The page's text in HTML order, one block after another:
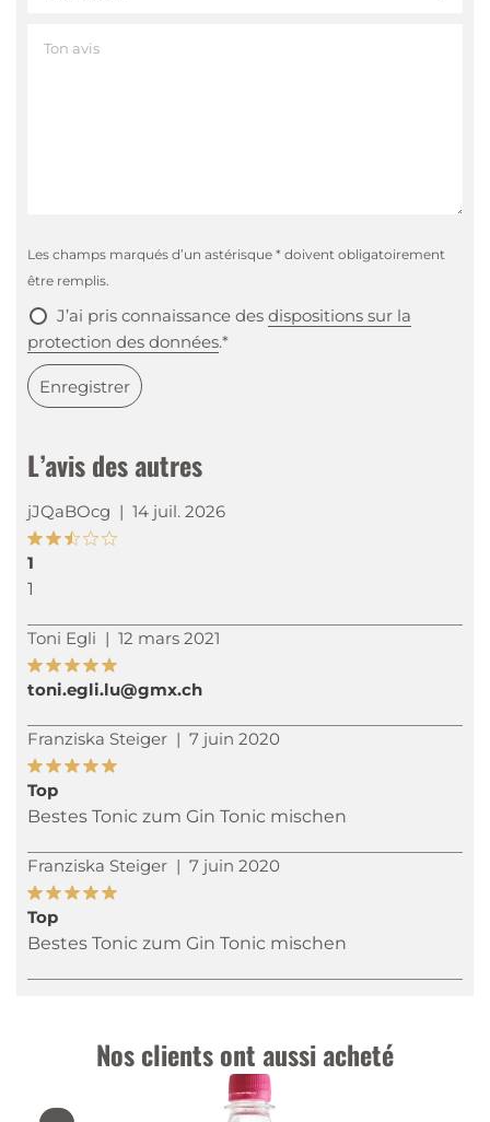
L’avis des autres
jJQaBOcg | 14 juil. 2026
1
1
Toni Egli | 12 mars 2021
toni.egli.lu@gmx.ch
Franziska Steiger | 7 juin 2020
Top
Bestes Tonic zum Gin Tonic mischen
Franziska Steiger | 7 juin 2020
Top
Bestes Tonic zum Gin Tonic mischen
Les champs marqués d’un astérisque * doivent obligatoirement
être remplis.
J’ai pris connaissance des dispositions sur la
protection des données.*
Enregistrer
Nos clients ont aussi acheté